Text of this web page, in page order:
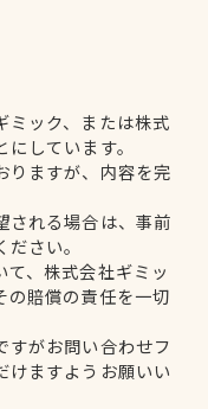
ミック、または株式
しています。
りますが、内容を完
される場合は、事前
さい。
、株式会社ギミッ
の賠償の責任を一切
すがお問い合わせフ
けますようお願いい